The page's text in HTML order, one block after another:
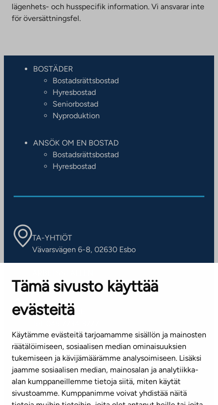
Tämä sivusto käyttää
evästeitä
Käytämme evästeitä tarjoamamme sisällön ja mainosten
räätälöimiseen, sosiaalisen median ominaisuuksien
tukemiseen ja kävijämäärämme analysoimiseen. Lisäksi
jaamme sosiaalisen median, mainosalan ja analytiikka-
alan kumppaneillemme tietoja siitä, miten käytät
sivustoamme. Kumppanimme voivat yhdistää näitä
lägenhets- och husspecifik information. Vi ansvarar inte
för översättningsfel.
BOSTÄDER
Bostadsrättsbostad
Hyresbostad
Seniorbostad
Nyproduktion
ANSÖK OM EN BOSTAD
Bostadsrättsbostad
Hyresbostad
TA-YHTIÖT
Vävarsvägen 6-8, 02630 Esbo
Kontaktinformation
KUNDSERVICE
(vardagar kl. 8–16)
info@ta.fi